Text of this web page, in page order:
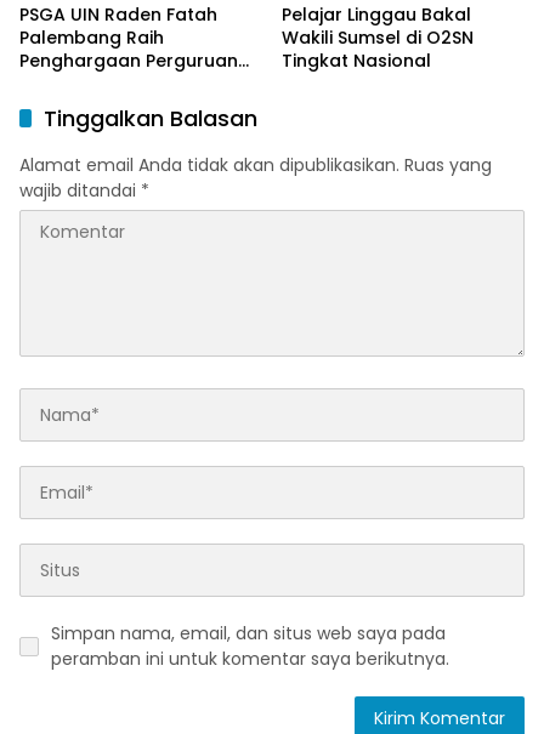
PSGA UIN Raden Fatah
Palembang Raih
Penghargaan Perguruan
Peringkat Pratama
Pelajar Linggau Bakal
Wakili Sumsel di O2SN
Tingkat Nasional
Tinggalkan Balasan
Alamat email Anda tidak akan dipublikasikan. Ruas yang
wajib ditandai *
Simpan nama, email, dan situs web saya pada
peramban ini untuk komentar saya berikutnya.